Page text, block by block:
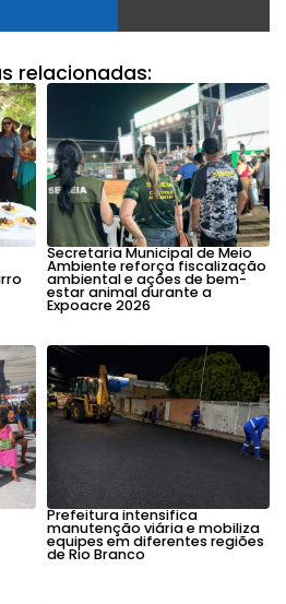
relacionadas:
Secretaria Municipal de Meio
Ambiente reforça fiscalização
ambiental e ações de bem-
estar animal durante a
Expoacre 2026
Prefeitura intensifica
manutenção viária e mobiliza
equipes em diferentes regiões
de Rio Branco